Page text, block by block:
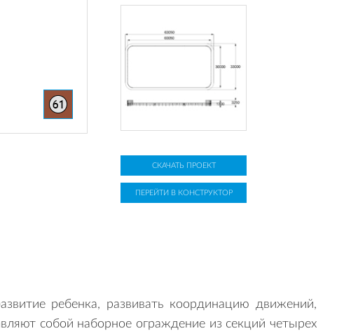
СКАЧАТЬ ПРОЕКТ
ПЕРЕЙТИ В КОНСТРУКТОР
ребенка, развивать координацию движений,
собой наборное ограждение из секций четырех